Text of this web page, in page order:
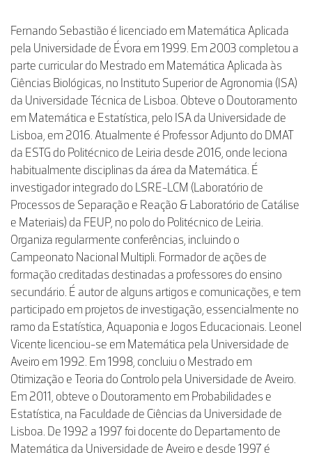
Fernando Sebastião é licenciado em Matemática Aplicada
pela Universidade de Évora em 1999. Em 2003 completou a
parte curricular do Mestrado em Matemática Aplicada às
Ciências Biológicas, no Instituto Superior de Agronomia (ISA)
da Universidade Técnica de Lisboa. Obteve o Doutoramento
em Matemática e Estatística, pelo ISA da Universidade de
Lisboa, em 2016. Atualmente é Professor Adjunto do DMAT
da ESTG do Politécnico de Leiria desde 2016, onde leciona
habitualmente disciplinas da área da Matemática. É
investigador integrado do LSRE-LCM (Laboratório de
Processos de Separação e Reação & Laboratório de Catálise
e Materiais) da FEUP, no polo do Politécnico de Leiria.
Organiza regularmente conferências, incluindo o
Campeonato Nacional Multipli. Formador de ações de
formação creditadas destinadas a professores do ensino
secundário. É autor de alguns artigos e comunicações, e tem
participado em projetos de investigação, essencialmente no
ramo da Estatística, Aquaponia e Jogos Educacionais. Leonel
Vicente licenciou-se em Matemática pela Universidade de
Aveiro em 1992. Em 1998, concluiu o Mestrado em
Otimização e Teoria do Controlo pela Universidade de Aveiro.
Em 2011, obteve o Doutoramento em Probabilidades e
Estatística, na Faculdade de Ciências da Universidade de
Lisboa. De 1992 a 1997 foi docente do Departamento de
Matemática da Universidade de Aveiro e desde 1997 é